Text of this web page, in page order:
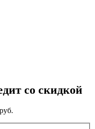
со скидкой
руб.